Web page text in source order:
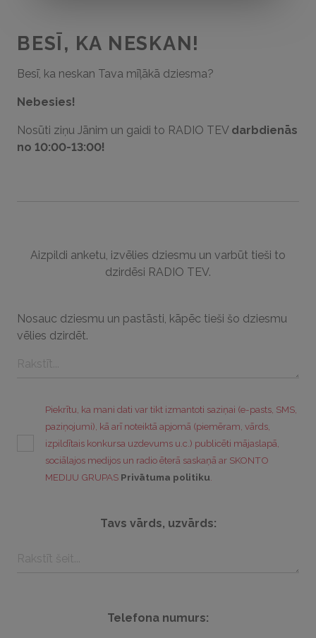
BESĪ, KA NESKAN!
Besī, ka neskan Tava mīļākā dziesma?
Nebesies!
Nosūti ziņu Jānim un gaidi to RADIO TEV darbdienās
no 10:00-13:00!
Aizpildi anketu, izvēlies dziesmu un varbūt tieši to
dzirdēsi RADIO TEV.
Nosauc dziesmu un pastāsti, kāpēc tieši šo dziesmu
vēlies dzirdēt.
Piekrītu, ka mani dati var tikt izmantoti saziņai (e-pasts, SMS,
paziņojumi), kā arī noteiktā apjomā (piemēram, vārds,
izpildītais konkursa uzdevums u.c.) publicēti mājaslapā,
sociālajos medijos un radio ēterā saskaņā ar SKONTO
MEDIJU GRUPAS Privātuma politiku
Tavs vārds, uzvārds:
Telefona numurs: